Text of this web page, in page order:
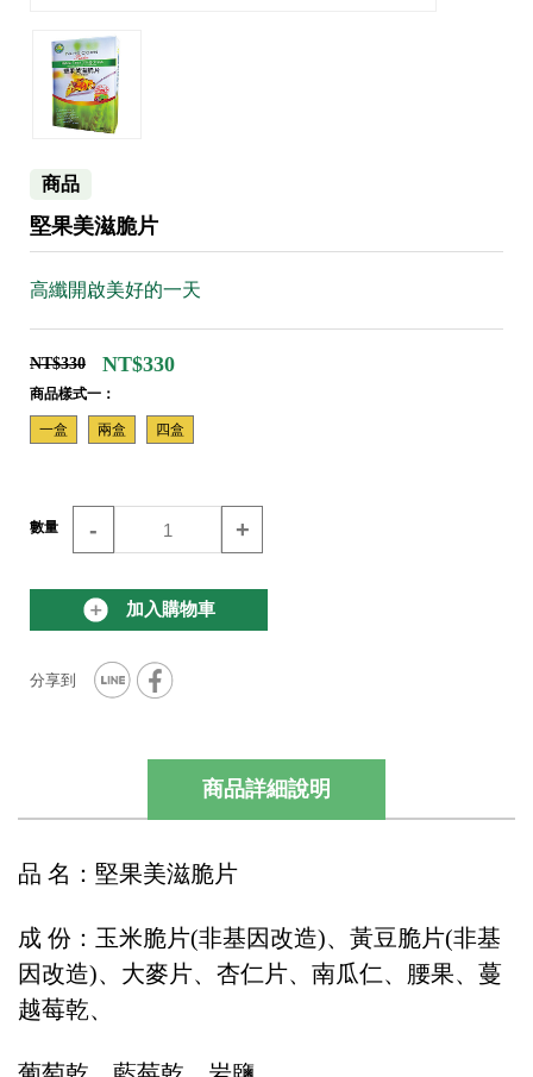
商品
堅果美滋脆片
高纖開啟美好的一天
NT$330 NT$330
商品樣式一：
一盒 兩盒 四盒
數量 - +
加入購物車
商品詳細說明
品 名：堅果美滋脆片
成 份：玉米脆片(非基因改造)、黃豆脆片(非基
因改造)、大麥片、杏仁片、南瓜仁、腰果、蔓
越莓乾、